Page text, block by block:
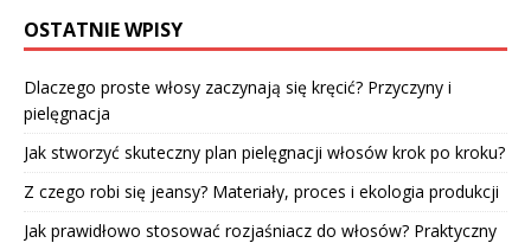
OSTATNIE WPISY
Dlaczego proste włosy zaczynają się kręcić? Przyczyny i
pielęgnacja
Jak stworzyć skuteczny plan pielęgnacji włosów krok po kroku?
Z czego robi się jeansy? Materiały, proces i ekologia produkcji
Jak prawidłowo stosować rozjaśniacz do włosów? Praktyczny